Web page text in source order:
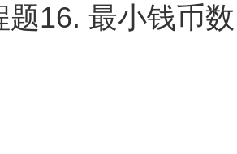
16. 最小钱币数